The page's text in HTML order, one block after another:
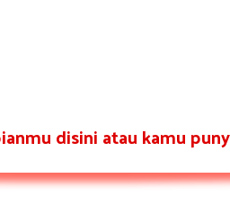
disini atau kamu